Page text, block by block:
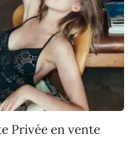
Privée en vente